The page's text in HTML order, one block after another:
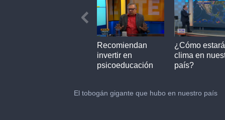
minute,
35
seconds
Recomiendan
invertir en
psicoeducación
¿Cómo
clima en
país?
El tobogán gigante que hubo en nuestro país